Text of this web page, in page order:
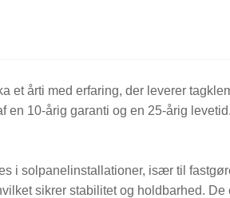
et årti med erfaring, der leverer
en 10-årig garanti og en 25-årig
i solpanelinstallationer, især til
sikrer stabilitet og holdbarhed.